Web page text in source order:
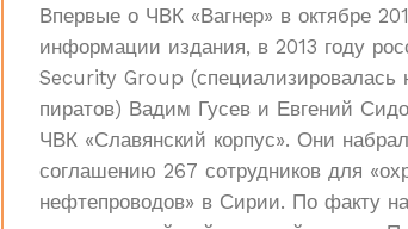
Впервые о ЧВК «Вагнер» в октябре
информации издания, в 2013 году
Security Group (специализировалась
пиратов) Вадим Гусев и Евгений
ЧВК «Славянский корпус». Они
соглашению 267 сотрудников для
нефтепроводов» в Сирии. По факту